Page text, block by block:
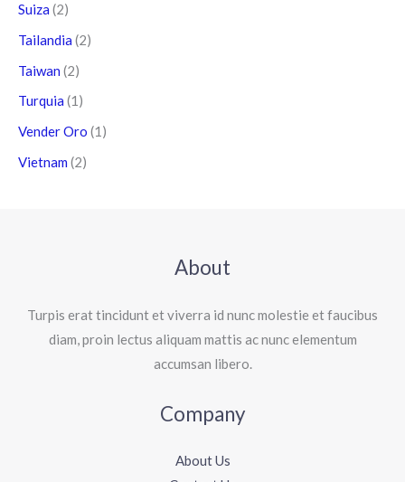
Suiza (2)
Tailandia (2)
Taiwan (2)
Turquia (1)
Vender Oro (1)
Vietnam (2)
About
Turpis erat tincidunt et viverra id nunc molestie et faucibus
diam, proin lectus aliquam mattis ac nunc elementum
accumsan libero.
Company
About Us